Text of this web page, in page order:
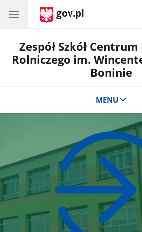
gov.pl
Zespół Szkół
Rolniczego im.
Boninie
MENU